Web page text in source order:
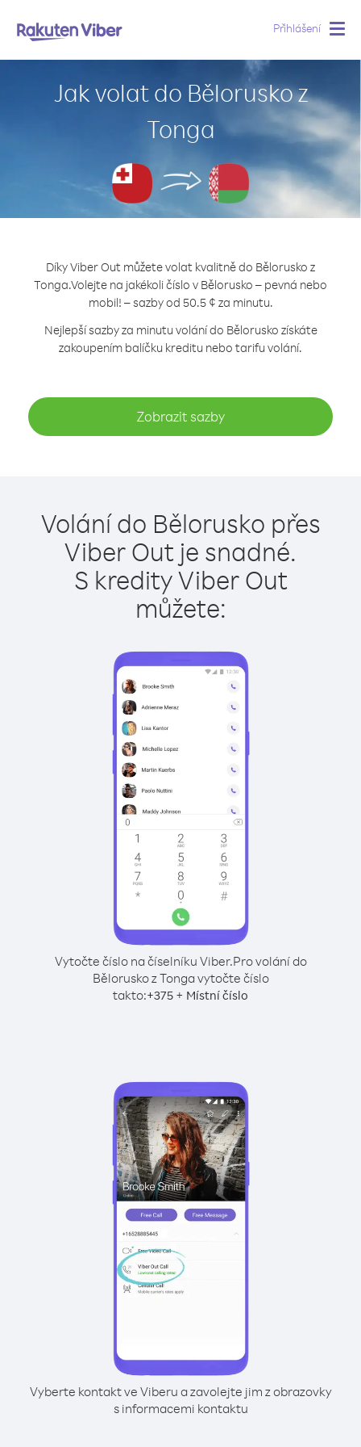
Přihlášení
Jak volat do Bělorusko z
Tonga
Díky Viber Out můžete volat kvalitně do Bělorusko z
Tonga.Volejte na jakékoli číslo v Bělorusko – pevná nebo
mobil! – sazby od 50.5 ¢ za minutu.
Nejlepší sazby za minutu volání do Bělorusko získáte
zakoupením balíčku kreditu nebo tarifu volání.
Zobrazit sazby
Volání do Bělorusko přes
Viber Out je snadné.
S kredity Viber Out
můžete:
Vytočte číslo na číselníku Viber.Pro volání do
Bělorusko z Tonga vytočte číslo
takto:+375 + Místní číslo
Vyberte kontakt ve Viberu a zavolejte jim z obrazovky
s informacemi kontaktu